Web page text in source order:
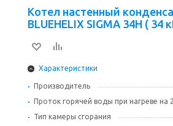
Котел настенный
BLUEHELIX SIGMA 34H (
Характеристики
Производитель
Проток горячей воды при нагреве на
Тип камеры сгорания